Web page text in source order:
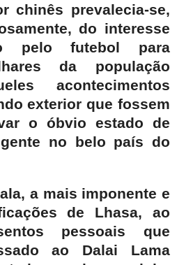
chinês prevalecia-se,
do interesse
pelo futebol para
da população
acontecimentos
exterior que fossem
o óbvio estado de
no belo país do
a mais imponente e
de Lhasa, ao
pessoais que
ao Dalai Lama